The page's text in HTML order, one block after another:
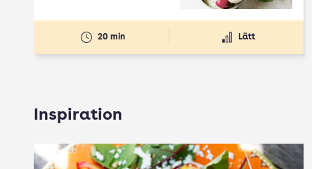
20 min Lätt
Inspiration